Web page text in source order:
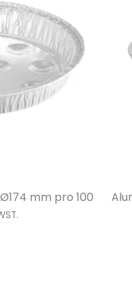
verschließbar pro